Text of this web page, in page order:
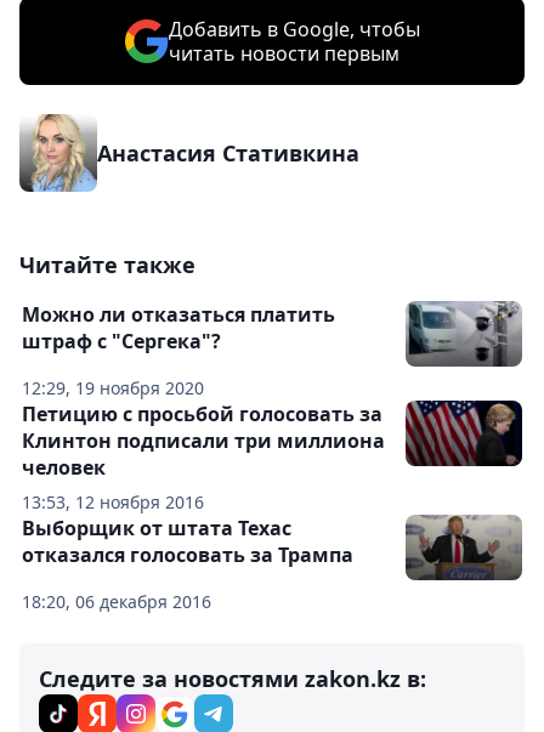
Добавить в Google, чтобы
читать новости первым
Анастасия Стативкина
Читайте также
12:29, 19 ноября 2020
Можно ли отказаться платить
штраф с "Сергека"?
13:53, 12 ноября 2016
Петицию с просьбой голосовать за
Клинтон подписали три миллиона
человек
18:20, 06 декабря 2016
Выборщик от штата Техас
отказался голосовать за Трампа
Следите за новостями zakon.kz в: